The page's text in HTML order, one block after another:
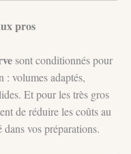
pros
sont conditionnés pour
: volumes adaptés,
Et pour les très gros
de réduire les coûts au
vos préparations.